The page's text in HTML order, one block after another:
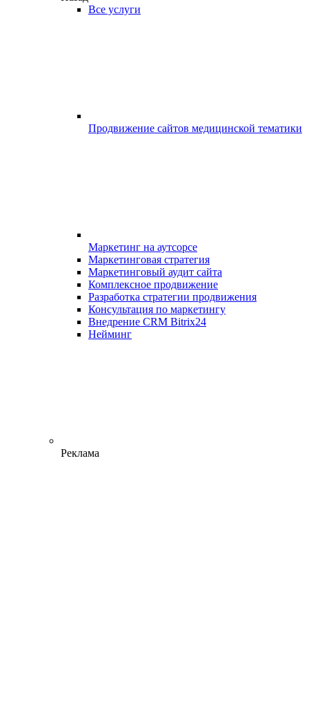
Все услуги
Продвижение сайтов медицинской тематики
Маркетинг на аутсорсе
Маркетинговая стратегия
Маркетинговый аудит сайта
Комплексное продвижение
Разработка стратегии продвижения
Консультация по маркетингу
Внедрение CRM Bitrix24
Нейминг
Реклама